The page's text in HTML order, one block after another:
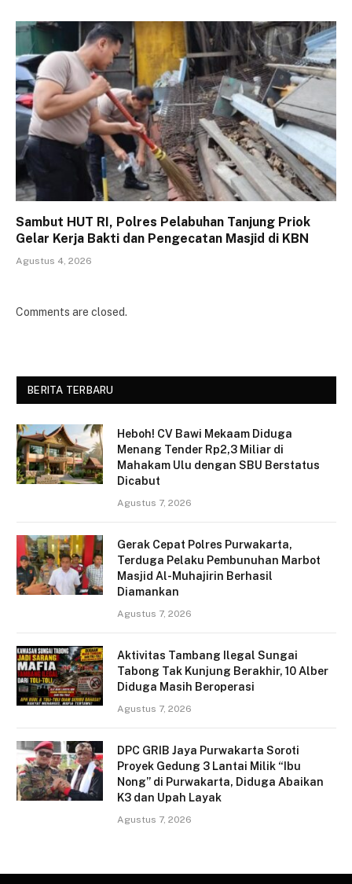
Sambut HUT RI, Polres Pelabuhan Tanjung Priok
Gelar Kerja Bakti dan Pengecatan Masjid di KBN
Agustus 4, 2026
Comments are closed.
BERITA TERBARU
Heboh! CV Bawi Mekaam Diduga
Menang Tender Rp2,3 Miliar di
Mahakam Ulu dengan SBU Berstatus
Dicabut
Agustus 7, 2026
Gerak Cepat Polres Purwakarta,
Terduga Pelaku Pembunuhan Marbot
Masjid Al-Muhajirin Berhasil
Diamankan
Agustus 7, 2026
Aktivitas Tambang Ilegal Sungai
Tabong Tak Kunjung Berakhir, 10 Alber
Diduga Masih Beroperasi
Agustus 7, 2026
DPC GRIB Jaya Purwakarta Soroti
Proyek Gedung 3 Lantai Milik “Ibu
Nong” di Purwakarta, Diduga Abaikan
K3 dan Upah Layak
Agustus 7, 2026